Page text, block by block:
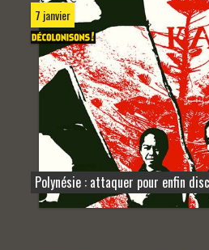
7 janvier
Polynésie : attaquer pour enfin